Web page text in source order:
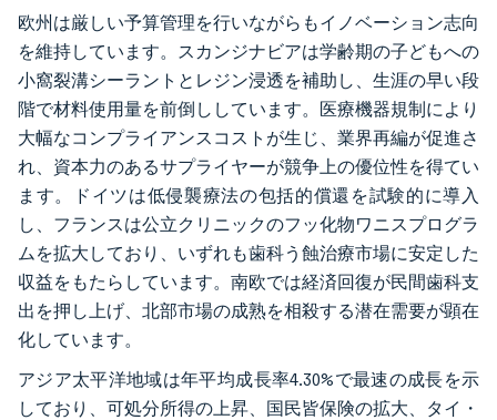
欧州は厳しい予算管理を行いながらもイノベーション志向
を維持しています。スカンジナビアは学齢期の子どもへの
小窩裂溝シーラントとレジン浸透を補助し、生涯の早い段
階で材料使用量を前倒ししています。医療機器規制により
大幅なコンプライアンスコストが生じ、業界再編が促進さ
れ、資本力のあるサプライヤーが競争上の優位性を得てい
ます。ドイツは低侵襲療法の包括的償還を試験的に導入
し、フランスは公立クリニックのフッ化物ワニスプログラ
ムを拡大しており、いずれも歯科う蝕治療市場に安定した
収益をもたらしています。南欧では経済回復が民間歯科支
出を押し上げ、北部市場の成熟を相殺する潜在需要が顕在
化しています。
アジア太平洋地域は年平均成長率4.30%で最速の成長を示
しており、可処分所得の上昇、国民皆保険の拡大、タイ・